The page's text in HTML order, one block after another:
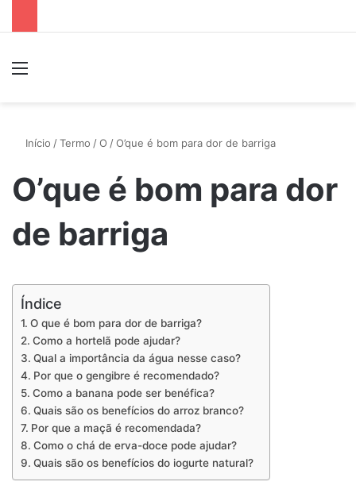
Início /Termo /O /O’que é bom para dor de barriga
O’que é bom para dor
de barriga
Índice
O que é bom para dor de barriga?
Como a hortelã pode ajudar?
Qual a importância da água nesse caso?
Por que o gengibre é recomendado?
Como a banana pode ser benéfica?
Quais são os benefícios do arroz branco?
Por que a maçã é recomendada?
Como o chá de erva-doce pode ajudar?
Quais são os benefícios do iogurte natural?